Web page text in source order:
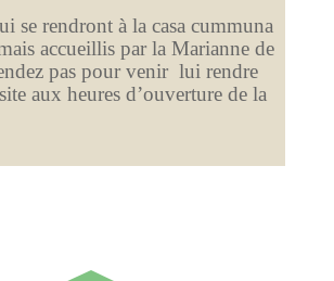
se rendront à la casa cummuna
accueillis par la Marianne de
pas pour venir lui rendre
aux heures d’ouverture de la